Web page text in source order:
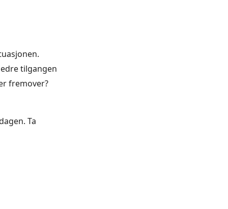
tilgangen
fremover?
Ta